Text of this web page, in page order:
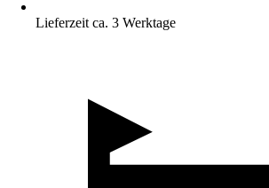
Lieferzeit ca. 3 Werktage